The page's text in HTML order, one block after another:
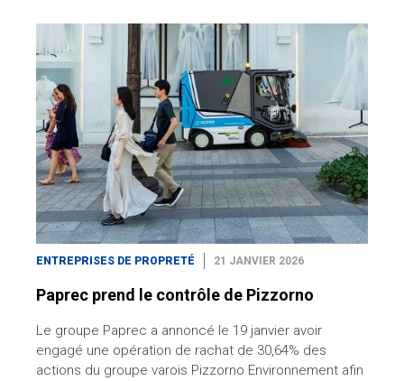
ENTREPRISES DE PROPRETÉ 21 JANVIER 2026
Paprec prend le contrôle de Pizzorno
Le groupe Paprec a annoncé le 19 janvier avoir
engagé une opération de rachat de 30,64% des
actions du groupe varois Pizzorno Environnement afin